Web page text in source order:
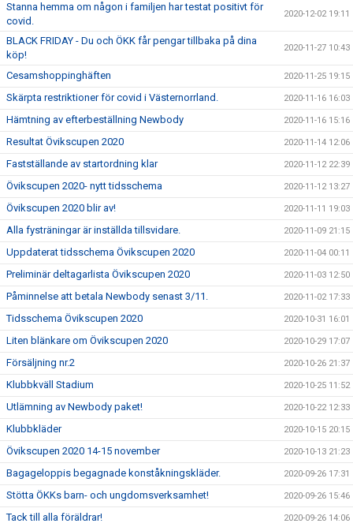
Stanna hemma om någon i familjen har testat positivt för
covid.
2020-12-02 19:11
BLACK FRIDAY - Du och ÖKK får pengar tillbaka på dina
köp!
2020-11-27 10:43
Cesamshoppinghäften 2020-11-25 19:15
Skärpta restriktioner för covid i Västernorrland. 2020-11-16 16:03
Hämtning av efterbeställning Newbody 2020-11-16 15:16
Resultat Övikscupen 2020 2020-11-14 12:06
Fastställande av startordning klar 2020-11-12 22:39
Övikscupen 2020- nytt tidsschema 2020-11-12 13:27
Övikscupen 2020 blir av! 2020-11-11 19:03
Alla fysträningar är inställda tillsvidare. 2020-11-09 21:15
Uppdaterat tidsschema Övikscupen 2020 2020-11-04 00:11
Preliminär deltagarlista Övikscupen 2020 2020-11-03 12:50
Påminnelse att betala Newbody senast 3/11. 2020-11-02 17:33
Tidsschema Övikscupen 2020 2020-10-31 16:01
Liten blänkare om Övikscupen 2020 2020-10-29 17:07
Försäljning nr.2 2020-10-26 21:37
Klubbkväll Stadium 2020-10-25 11:52
Utlämning av Newbody paket! 2020-10-22 12:33
Klubbkläder 2020-10-15 20:15
Övikscupen 2020 14-15 november 2020-10-13 21:23
Bagageloppis begagnade konståkningskläder. 2020-09-26 17:31
Stötta ÖKKs barn- och ungdomsverksamhet! 2020-09-26 15:46
Tack till alla föräldrar! 2020-09-26 14:06